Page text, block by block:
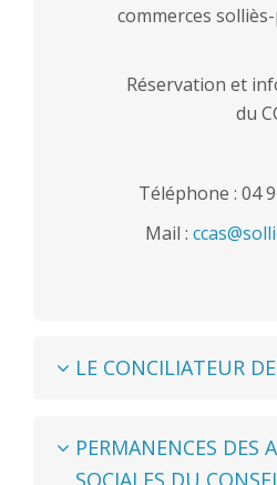
commerces
Réservation et
du
Téléphone : 04
Mail :
LE CONCILIATEUR
PERMANENCES DES
SOCIALES DU